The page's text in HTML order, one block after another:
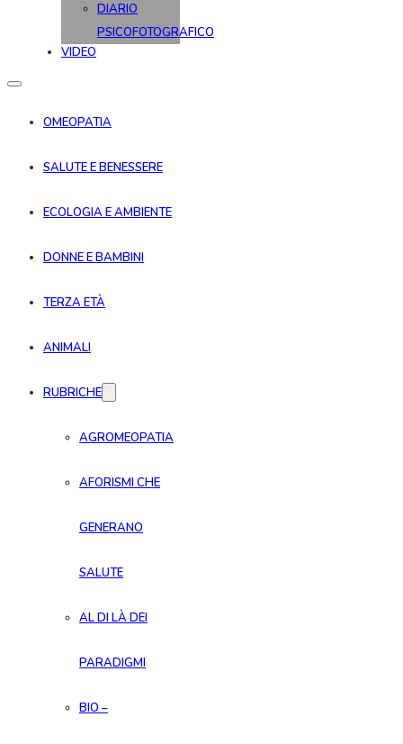
DIARIO
PSICOFOTOGRAFICO
VIDEO
OMEOPATIA
SALUTE E BENESSERE
ECOLOGIA E AMBIENTE
DONNE E BAMBINI
TERZA ETÀ
ANIMALI
RUBRICHE
AGROMEOPATIA
AFORISMI CHE
GENERANO
SALUTE
AL DI LÀ DEI
PARADIGMI
BIO –